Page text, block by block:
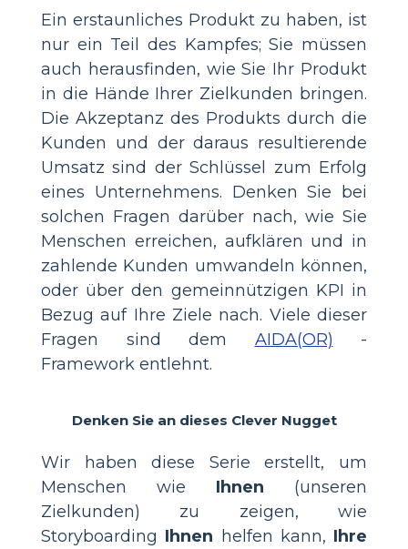
Ein erstaunliches Produkt zu haben, ist
nur ein Teil des Kampfes; Sie müssen
auch herausfinden, wie Sie Ihr Produkt
in die Hände Ihrer Zielkunden bringen.
Die Akzeptanz des Produkts durch die
Kunden und der daraus resultierende
Umsatz sind der Schlüssel zum Erfolg
eines Unternehmens. Denken Sie bei
solchen Fragen darüber nach, wie Sie
Menschen erreichen, aufklären und in
zahlende Kunden umwandeln können,
oder über den gemeinnützigen KPI in
Bezug auf Ihre Ziele nach. Viele dieser
Fragen sind dem AIDA(OR) -
Framework entlehnt.
Denken Sie an dieses Clever Nugget
Wir haben diese Serie erstellt, um
Menschen wie Ihnen (unseren
Zielkunden) zu zeigen, wie
Storyboarding Ihnen helfen kann, Ihre